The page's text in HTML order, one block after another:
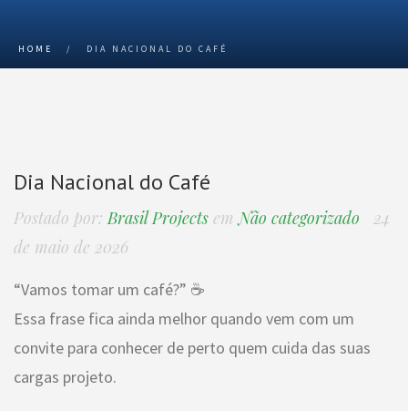
HOME / DIA NACIONAL DO CAFÉ
Dia Nacional do Café
Postado por: Brasil Projects em Não categorizado
24
de maio de 2026
“Vamos tomar um café?” ☕
Essa frase fica ainda melhor quando vem com um
convite para conhecer de perto quem cuida das suas
cargas projeto.